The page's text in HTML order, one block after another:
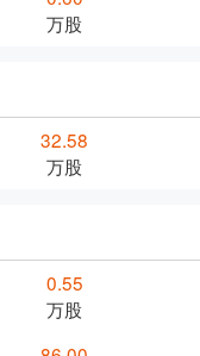
万股
32.58
万股
0.55
万股